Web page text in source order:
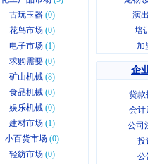
古玩玉器 (0)
花鸟市场 (0)
电子市场 (1)
求购需要 (0)
矿山机械 (8)
食品机械 (0)
娱乐机械 (0)
建材市场 (1)
小百货市场 (0)
轻纺市场 (0)
演
培
加
企
贷款
会计
公司
投
公